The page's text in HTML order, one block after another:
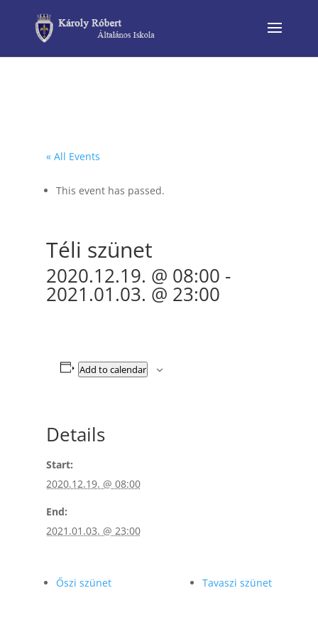
« All Events
This event has passed.
Téli szünet
2020.12.19. @ 08:00 -
2021.01.03. @ 23:00
Add to calendar
Details
Start:
2020.12.19. @ 08:00
End:
2021.01.03. @ 23:00
Őszi szünet Tavaszi szünet